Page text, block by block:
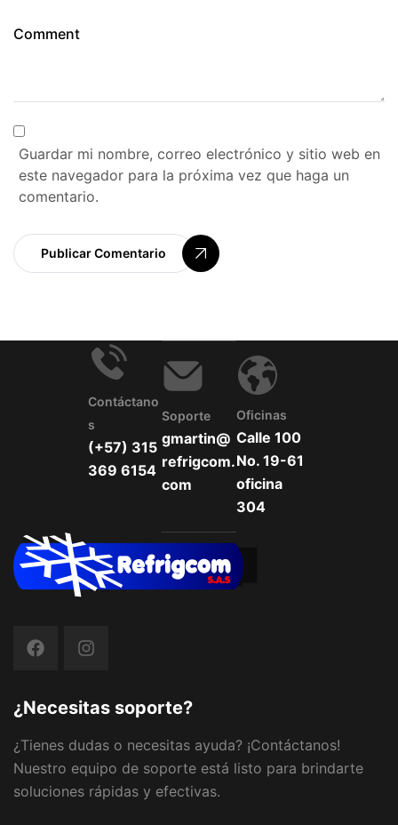
Guardar mi nombre, correo electrónico y sitio web en
este navegador para la próxima vez que haga un
comentario.
Publicar Comentario
Contáctano
S
(+57) 315
369 6154
Soporte
gmartin@
refrigcom.
com
Oficinas
Calle 100
No. 19-61
oficina
304
¿Necesitas soporte?
¿Tienes dudas o necesitas ayuda? ¡Contáctanos!
Nuestro equipo de soporte está listo para brindarte
soluciones rápidas y efectivas.